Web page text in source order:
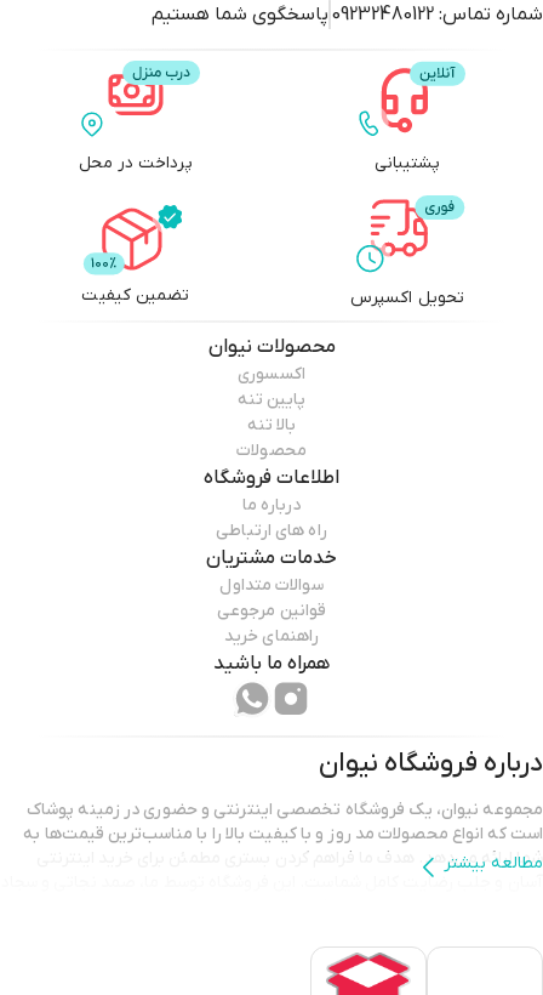
شماره تماس: 09232480122 پاسخگوی شما هستیم
پشتیبانی پرداخت در محل
تحویل اکسپرس تضمین کیفیت
محصولات نیوان
اکسسوری
پایین تنه
بالا تنه
محصولات
اطلاعات فروشگاه
درباره ما
راه های ارتباطی
خدمات مشتریان
سوالات متداول
قوانین مرجوعی
راهنمای خرید
همراه ما باشید
درباره فروشگاه نیوان
مجموعه نیوان، یک فروشگاه تخصصی اینترنتی و حضوری در زمینه پوشاک
است که انواع محصولات مد روز و با کیفیت بالا را با مناسب‌ترین قیمت‌ها به
شما ارائه می‌دهد. هدف ما فراهم کردن بستری مطمئن برای خرید اینترنتی
آسان و جلب رضایت کامل شماست. این فروشگاه توسط ما، صمد نجاتی و سجاد
هدف تیم نیوان فراتر از ارائه پوشاک با کیفیت است؛ ما به ساختن ارتباطی
مطالعه بیشتر